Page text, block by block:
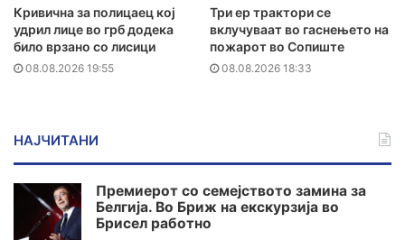
Кривична за полицаец кој
удрил лице во грб додека
било врзано со лисици
08.08.2026 19:55
Три ер трактори се
вклучуваат во гаснењето на
пожарот во Сопиште
08.08.2026 18:33
НАЈЧИТАНИ
Премиерот со семејството замина за
Белгија. Во Бриж на екскурзија во
Брисел работно